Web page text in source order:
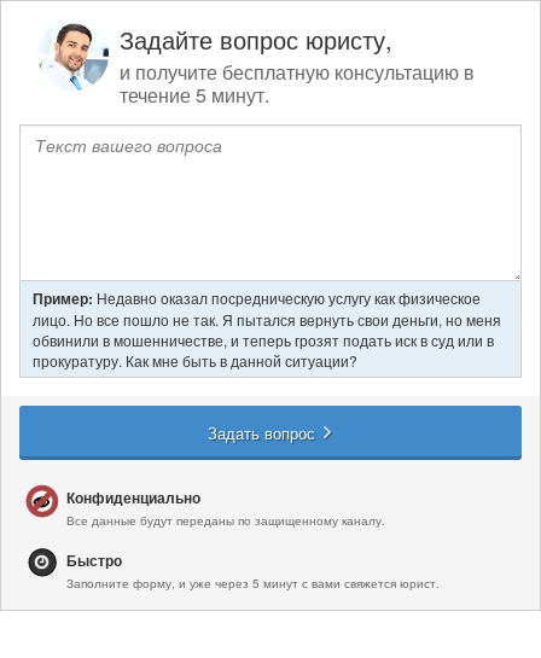
Задайте вопрос юристу,
и получите бесплатную консультацию в
течение 5 минут.
Пример: Недавно оказал посредническую услугу как физическое
лицо. Но все пошло не так. Я пытался вернуть свои деньги, но меня
обвинили в мошенничестве, и теперь грозят подать иск в суд или в
прокуратуру. Как мне быть в данной ситуации?
Задать вопрос
Конфиденциально
Все данные будут переданы по защищенному каналу.
Быстро
Заполните форму, и уже через 5 минут с вами свяжется юрист.